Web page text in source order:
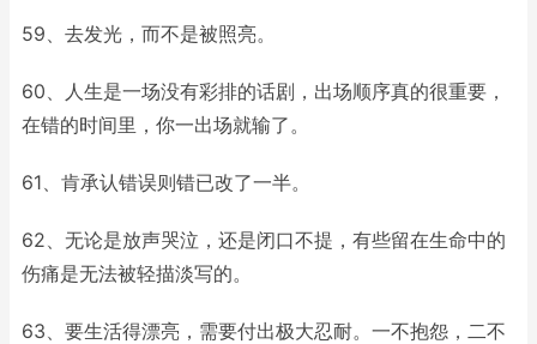
59、去发光，而不是被照亮。
60、人生是一场没有彩排的话剧，出场顺序真的很重要，
在错的时间里，你一出场就输了。
61、肯承认错误则错已改了一半。
62、无论是放声哭泣，还是闭口不提，有些留在生命中的
伤痛是无法被轻描淡写的。
63、要生活得漂亮，需要付出极大忍耐。一不抱怨，二不